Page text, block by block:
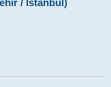
/ İstanbul)